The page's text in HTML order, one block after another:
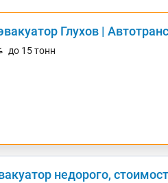
Глухов |
до 15 тонн
недорого,